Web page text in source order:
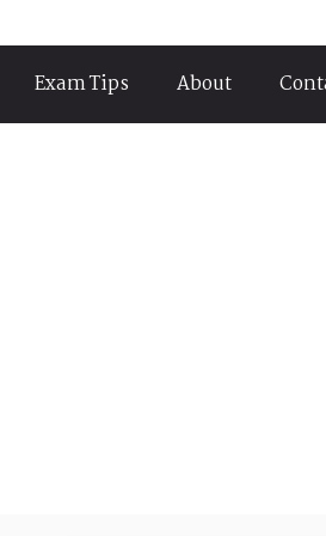
Exam Tips About